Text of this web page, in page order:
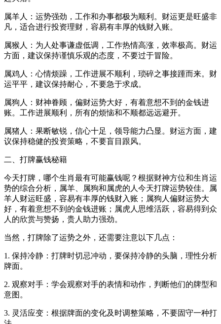
属羊人：运势强劲，工作和办事都极为顺利。财运更是旺盛非
凡，适合进行投资理财，容易有丰厚的钱财入账。
属猴人：为人处事谦虚低调，工作热情高涨，效率极高。财运
方面，建议保持谨慎乐观的态度，不要过于冒险。
属鸡人：心情烦躁，工作进展不顺利，琐碎之事接踵而来。财
运平平，建议保持耐心，不要急于求成。
属狗人：财神眷顾，偏财运势大好，有着意想不到的金钱进
账。工作进展顺利，所有的烦恼和不顺都远远避开。
属猪人：果断敏锐，信心十足，领导能力凸显。财运方面，建
议保持稳健的投资策略，不要盲目跟风。
二、打牌赢钱秘籍
今天打牌，哪个生肖最有可能赢钱呢？根据财神方位和生肖运
势的综合分析，属羊、属狗和属虎的人今天打牌运势较佳。属
羊人财运旺盛，容易有丰厚的钱财入账；属狗人偏财运势大
好，有着意想不到的金钱进账；属虎人思维活跃，容易得到众
人的欣赏与赞扬，贵人助力强劲。
当然，打牌除了运势之外，还需要注意以下几点：
1. 保持冷静：打牌时切忌冲动，要保持冷静的头脑，理性分析
牌面。
2. 观察对手：学会观察对手的表情和动作，判断他们的牌型和
意图。
3. 灵活应变：根据牌面的变化及时调整策略，不要固守一种打